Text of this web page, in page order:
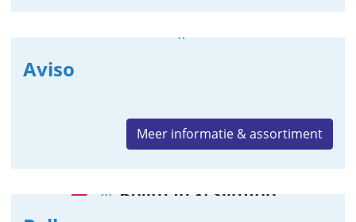
Aviso
Meer informatie & assortiment